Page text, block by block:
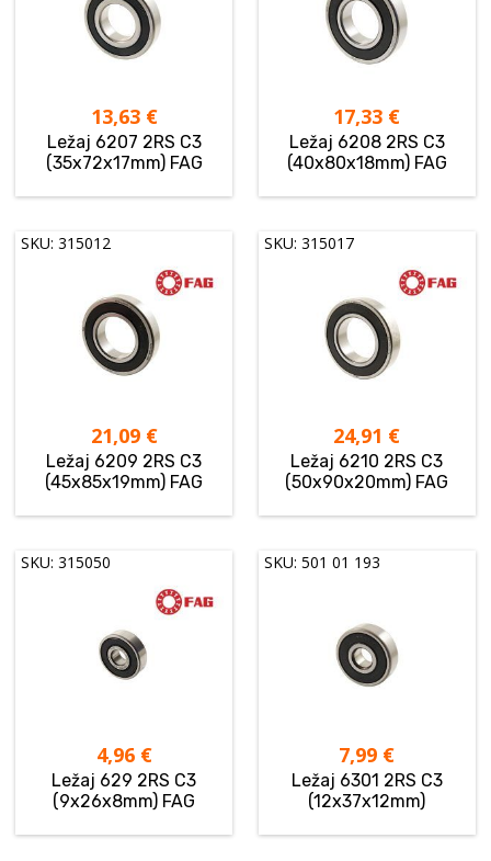
13,63 €
Ležaj 6207 2RS C3
(35x72x17mm) FAG
17,33 €
Ležaj 6208 2RS C3
(40x80x18mm) FAG
SKU: 315012
21,09 €
Ležaj 6209 2RS C3
(45x85x19mm) FAG
SKU: 315017
24,91 €
Ležaj 6210 2RS C3
(50x90x20mm) FAG
SKU: 315050
4,96 €
Ležaj 629 2RS C3
(9x26x8mm) FAG
SKU: 501 01 193
7,99 €
Ležaj 6301 2RS C3
(12x37x12mm)